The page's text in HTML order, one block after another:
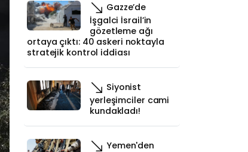
Gazze’de
İşgalci İsrail’in
gözetleme ağı
ortaya çıktı: 40 askeri noktayla
stratejik kontrol iddiası
Siyonist
yerleşimciler cami
kundakladı!
Yemen'den